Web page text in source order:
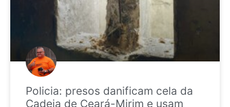
Policia: presos danificam cela da
Cadeia de Ceará-Mirim e usam